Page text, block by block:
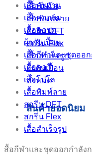
เสื้อโปโล
เสื้อพิมพ์ลาย
สกรีน DFT
สกรีน Flex
เสื้อสำเร็จรูป
ผ้ากันเปื้อน
ทั้งหมด
สินค้ายอดนิยม
เสื้อคนงาน
เสื้อคอกลม
เสื้อคอปก
ผ้ากันเปื้อน
เสื้อกีฬาและชุดออ
เสื้อคอวี
เสื้อโปโล
เสื้อพิมพ์ลาย
สกรีน DFT
สกรีน Flex
เสื้อสำเร็จรูป
สื้อกีฬาและชุดออกกำลัง